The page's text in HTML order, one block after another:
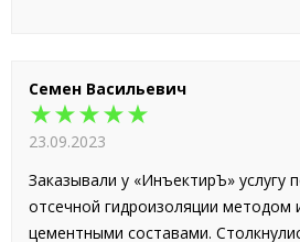
Семен Васильевич
★★★★★
23.09.2023
Заказывали у «ИнъектирЪ» услугу
отсечной гидроизоляции методом
цементными составами.